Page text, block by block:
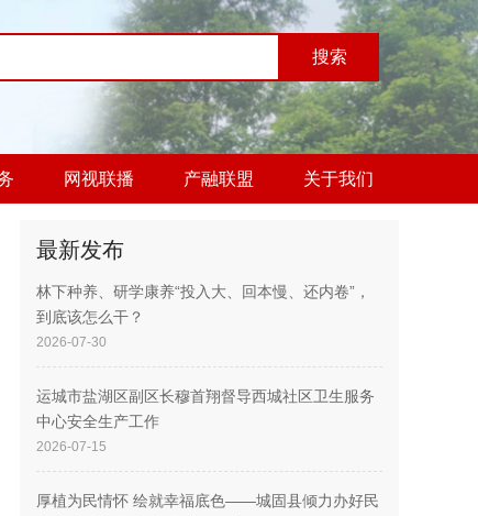
网视联播 产融联盟 关于我们
最新发布
林下种养、研学康养“投入大、回本慢、还内卷”，
到底该怎么干？
2026-07-30
运城市盐湖区副区长穆首翔督导西城社区卫生服务
中心安全生产工作
2026-07-15
厚植为民情怀 绘就幸福底色——城固县倾力办好民